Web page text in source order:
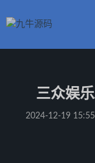
三众娱
2024-12-19